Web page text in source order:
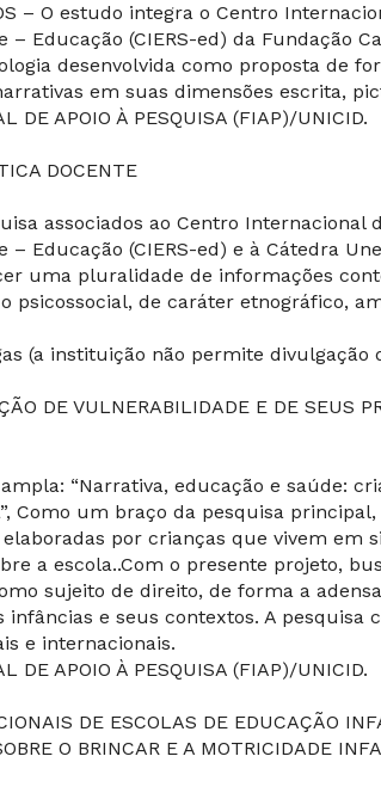
– O estudo integra o Centro
Educação (CIERS-ed) da Fundação
desenvolvida como proposta de
em suas dimensões escrita,
APOIO À PESQUISA (FIAP)/UNICID.
DOCENTE
associados ao Centro Internacional
– Educação (CIERS-ed) e à Cátedra
uma pluralidade de informações
psicossocial, de caráter etnográfico,
(a instituição não permite divulgação
DE VULNERABILIDADE E DE SEUS
“Narrativa, educação e saúde:
Como um braço da pesquisa
por crianças que vivem em
a escola..Com o presente projeto,
sujeito de direito, de forma a
e seus contextos. A pesquisa
e internacionais.
APOIO À PESQUISA (FIAP)/UNICID.
DE ESCOLAS DE EDUCAÇÃO
O BRINCAR E A MOTRICIDADE